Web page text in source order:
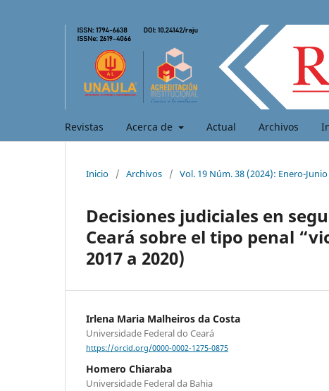
Revistas Acerca de Actual Archivos
Inicio / Archivos / Vol. 19 Núm. 38 (2024): Enero-Junio
Decisiones judiciales en
Ceará sobre el tipo penal
2017 a 2020)
Irlena Maria Malheiros da Costa
Universidade Federal do Ceará
https://orcid.org/0000-0002-1275-0875
Homero Chiaraba
Universidade Federal da Bahia